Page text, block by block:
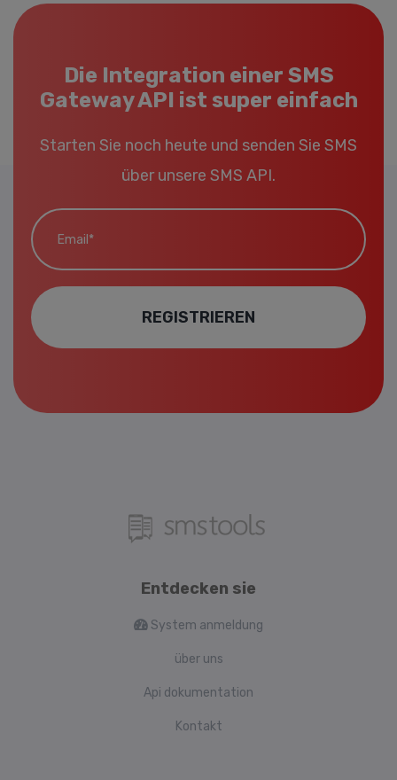
Die Integration einer SMS
Gateway API ist super einfach
Starten Sie noch heute und senden Sie SMS
über unsere SMS API.
Email*
REGISTRIEREN
Entdecken sie
System anmeldung
über uns
Api dokumentation
Kontakt